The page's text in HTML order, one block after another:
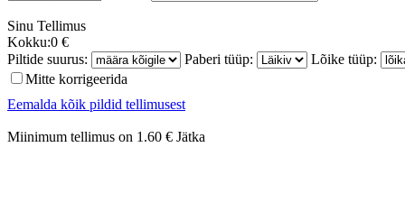
Sinu Tellimus
Kokku:0 €
Piltide suurus:
Paberi tüüp:
Lõike tüüp:
Mitte korrigeerida
Eemalda kõik pildid tellimusest
Miinimum tellimus on 1.60 € Jätka